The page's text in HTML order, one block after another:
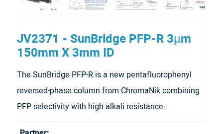
JV2371 - SunBridge PFP-R 3µm
150mm X 3mm ID
The SunBridge PFP-R is a new pentafluorophenyl
reversed-phase column from ChromaNik combining
PFP selectivity with high alkali resistance.